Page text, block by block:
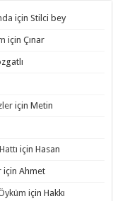
içinStilci bey
içinÇınar
içinMetin
içinHasan
içinAhmet
içinHakkı